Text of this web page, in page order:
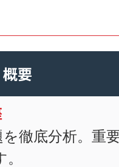
概要
徹底分析。重